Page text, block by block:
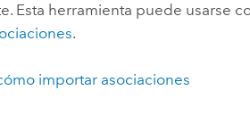
Esta herramienta puede usarse
.
importar asociaciones